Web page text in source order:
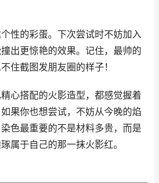
性的彩蛋。下次尝试时不妨加入
出更惊艳的效果。记住，最帅的
住截图发朋友圈的样子！
心搭配的火影造型，都感觉握着
果你也想尝试，不妨从今晚的焰
色最重要的不是材料多贵，而是
属于自己的那一抹火影红。